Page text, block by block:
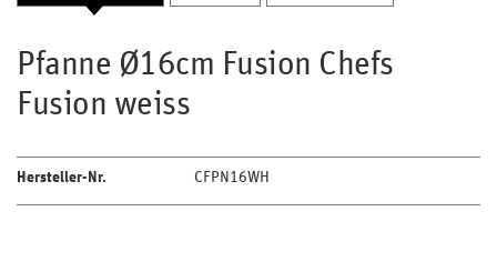
Pfanne Ø16cm Fusion Chefs
Fusion weiss
Hersteller-Nr. CFPN16WH